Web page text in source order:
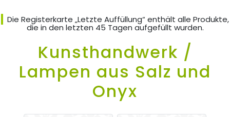
Die Registerkarte „Letzte Auffüllung“ enthält alle Produkte,
die in den letzten 45 Tagen aufgefüllt wurden.
Kunsthandwerk /
Lampen aus Salz und
Onyx